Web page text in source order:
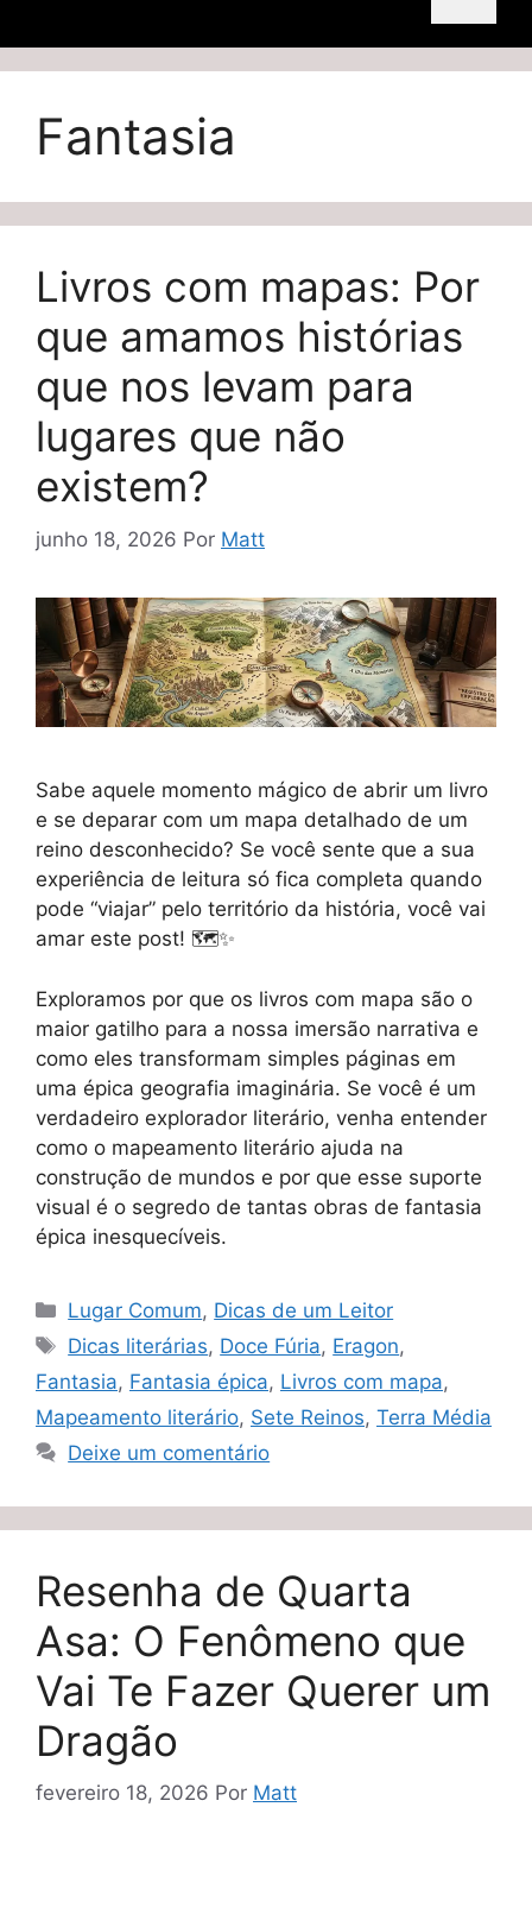
Fantasia
Livros com mapas: Por
que amamos histórias
que nos levam para
lugares que não
existem?
junho 18, 2026 Por Matt
Sabe aquele momento mágico de abrir um livro
e se deparar com um mapa detalhado de um
reino desconhecido? Se você sente que a sua
experiência de leitura só fica completa quando
pode “viajar” pelo território da história, você vai
amar este post! 🗺️✨
Exploramos por que os livros com mapa são o
maior gatilho para a nossa imersão narrativa e
como eles transformam simples páginas em
uma épica geografia imaginária. Se você é um
verdadeiro explorador literário, venha entender
como o mapeamento literário ajuda na
construção de mundos e por que esse suporte
visual é o segredo de tantas obras de fantasia
épica inesquecíveis.
Categorias
Lugar Comum, Dicas de um Leitor
Tags
Dicas literárias, Doce Fúria, Eragon,
Fantasia, Fantasia épica, Livros com mapa,
Mapeamento literário, Sete Reinos, Terra Média
Deixe um comentário
Resenha de Quarta
Asa: O Fenômeno que
Vai Te Fazer Querer um
Dragão
fevereiro 18, 2026 Por Matt